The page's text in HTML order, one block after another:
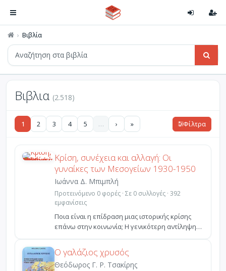
Βιβλία
Βιβλια (2.518)
1 2 3 4 5 … › » Φίλτρα
Κρίση, συνέχεια και αλλαγή: Οι
γυναίκες των Μεσογείων 1930-1950
Ιωάννα Δ. Μπιμπλή
Προτεινόμενο 0 φορές · Σε 0 συλλογές · 392
εμφανίσεις
Ποια είναι η επίδραση μιας ιστορικής κρίσης
επάνω στην κοινωνία; Η γενικότερη αντίληψη
για τις διάφο...
Ο γαλάζιος χρυσός
Θεόδωρος Γ. Ρ. Τσακίρης